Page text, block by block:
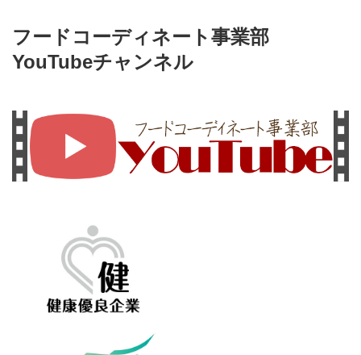
フードコーディネート事業部
YouTubeチャンネル